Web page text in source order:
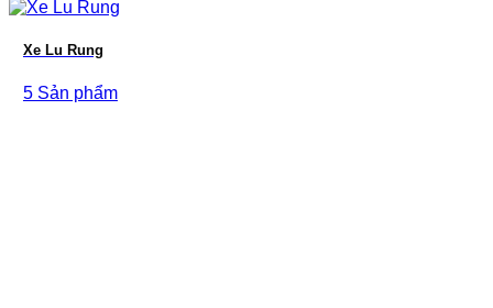
Xe Lu Rung
5 Sản phẩm